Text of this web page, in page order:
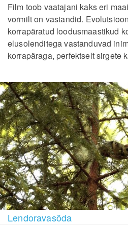
Film toob vaatajani kaks eri
vormilt on vastandid.
korrapäratud loodusmaastikud
elusolenditega vastanduvad
korrapäraga, perfektselt sirgete
Lendoravasõda